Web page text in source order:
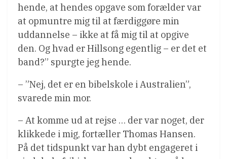
hende, at hendes opgave som forælder var
at opmuntre mig til at færdiggøre min
uddannelse – ikke at få mig til at opgive
den. Og hvad er Hillsong egentlig – er det et
band?” spurgte jeg hende.
– ”Nej, det er en bibelskole i Australien”,
svarede min mor.
– At komme ud at rejse … der var noget, der
klikkede i mig, fortæller Thomas Hansen.
På det tidspunkt var han dybt engageret i